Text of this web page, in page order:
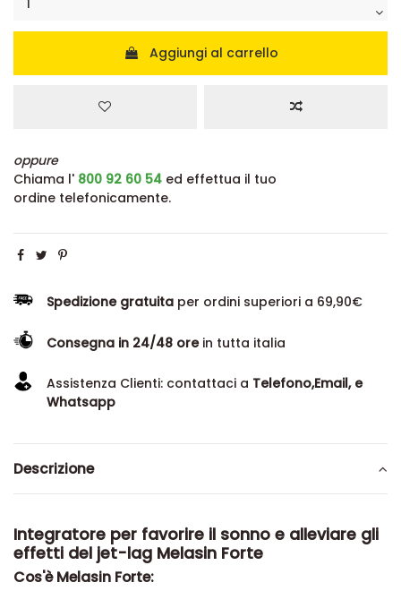
Aggiungi al carrello
oppure
Chiama l' 800 92 60 54 ed effettua il tuo
ordine telefonicamente.
Spedizione gratuita per ordini superiori a 69,90€
Consegna in 24/48 orein tutta italia
Assistenza Clienti: contattaci a Telefono,Email, e
Whatsapp
Descrizione
Integratore per favorire il sonno e alleviare gli
effetti del jet-lag Melasin Forte
Cos'è Melasin Forte: